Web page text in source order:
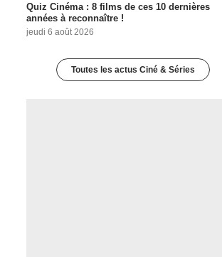
Quiz Cinéma : 8 films de ces 10 dernières
années à reconnaître !
jeudi 6 août 2026
Toutes les actus Ciné & Séries